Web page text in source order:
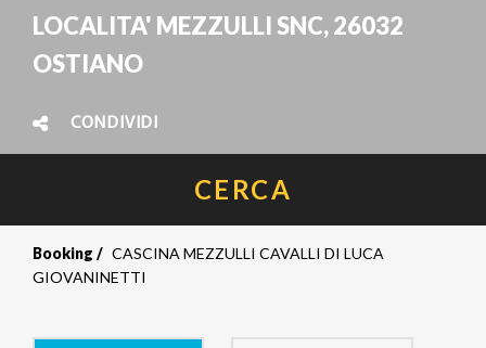
LOCALITA' MEZZULLI SNC, 26032
OSTIANO
CONDIVIDI
CERCA
Booking
CASCINA MEZZULLI CAVALLI DI LUCA
GIOVANINETTI